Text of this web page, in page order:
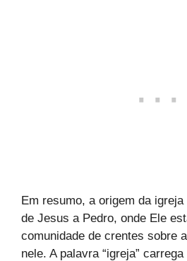
Em resumo, a origem da
de Jesus a Pedro, onde Ele
comunidade de crentes sobre
nele. A palavra “igreja”